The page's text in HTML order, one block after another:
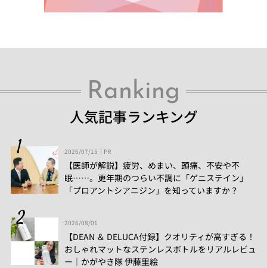
Ranking
人気記事ランキング
2026/07/15 PR
【医師が解説】疲労、めまい、頭痛、不安や不
眠……。更年期のつらい不調に「ゲニステイン」
「プロアントシアニジン」を知っていますか？
2026/08/01
【DEAN ＆ DELUCA付録】クオリティが高すぎる！
おしゃれマットなステンレスボトルをリアルレビュ
ー│かがやき隊 伊藤里絵